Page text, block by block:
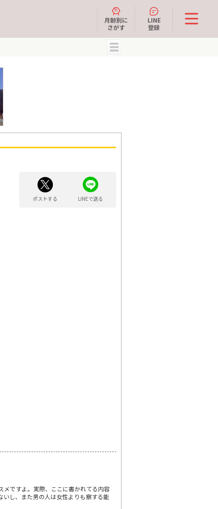
月齢別に
さがす
LINE
登録
ポストする LINEで送る
メですよ。実際、ここに書かれてる内容
し、また男の人は女性よりも察する能